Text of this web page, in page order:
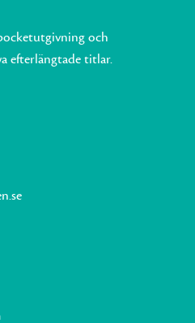
och
efterlängtade titlar.